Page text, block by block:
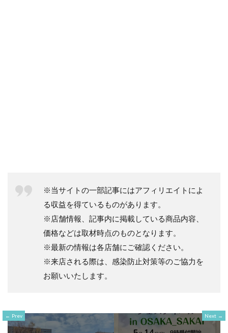
※当サイトの一部記事にはアフィリエイトによ
る収益を得ているものがあります。
※店舗情報、記事内に掲載している商品内容、
価格などは取材時点のものとなります。
※最新の情報は各店舗にご確認ください。
※来店される際は、感染防止対策等のご協力を
お願いいたします。
Prev Next